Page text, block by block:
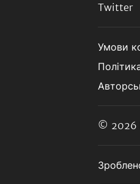
Twitter
Умови
© 2026